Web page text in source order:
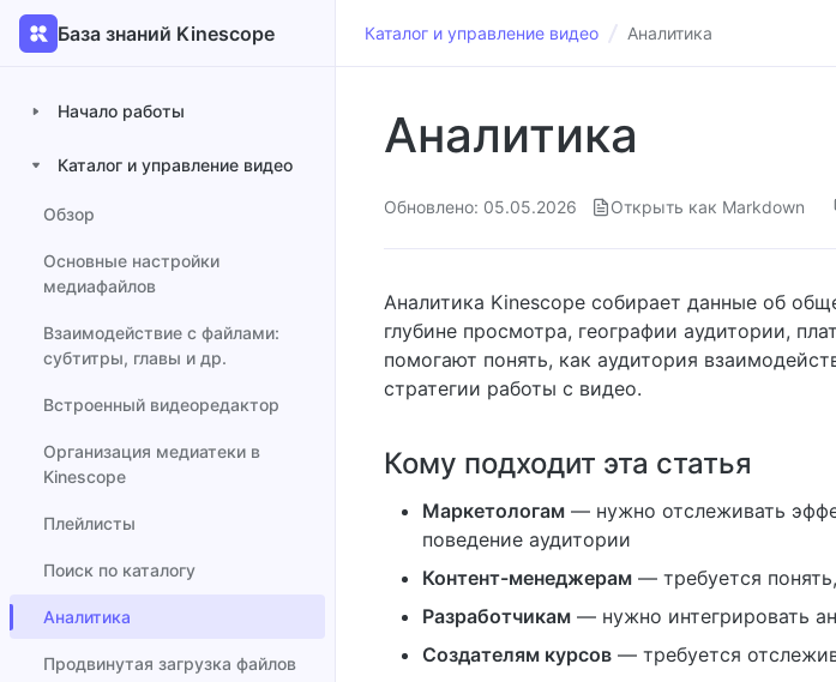
База знаний Kinescope
Начало работы
Каталог и управление видео
Обзор
Основные настройки
медиафайлов
Взаимодействие с файлами:
субтитры, главы и др.
Встроенный видеоредактор
Организация медиатеки в
Kinescope
Плейлисты
Поиск по каталогу
Аналитика
Продвинутая загрузка файлов
Каталог и управление видео Аналитика
Аналитика
Обновлено: 05.05.2026 Открыть как Markdown
Аналитика Kinescope собирает данные об
глубине просмотра, географии аудитории,
помогают понять, как аудитория
стратегии работы с видео.
Кому подходит эта статья
Маркетологам — нужно отслеживать
поведение аудитории
Контент-менеджерам — требуется
Разработчикам — нужно интегрировать
Создателям курсов — требуется